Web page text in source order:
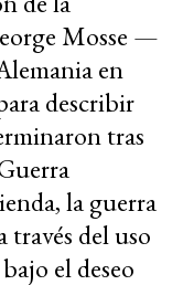
Mosse —
en
describir
tras
la guerra
del uso
el deseo